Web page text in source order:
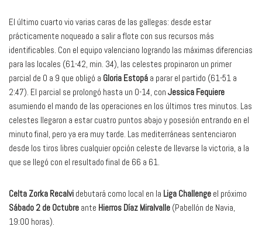
El último cuarto vio varias caras de las gallegas: desde estar
prácticamente noqueado a salir a flote con sus recursos más
identificables. Con el equipo valenciano logrando las máximas diferencias
para las locales (61-42, min. 34), las celestes propinaron un primer
parcial de 0 a 9 que obligó a Gloria Estopá a parar el partido (61-51 a
2:47). El parcial se prolongó hasta un 0-14, con Jessica Fequiere
asumiendo el mando de las operaciones en los últimos tres minutos. Las
celestes llegaron a estar cuatro puntos abajo y posesión entrando en el
minuto final, pero ya era muy tarde. Las mediterráneas sentenciaron
desde los tiros libres cualquier opción celeste de llevarse la victoria, a la
que se llegó con el resultado final de 66 a 61.
Celta Zorka Recalvi debutará como local en la Liga Challenge el próximo
Sábado 2 de Octubre ante Hierros Díaz Miralvalle (Pabellón de Navia,
19:00 horas).